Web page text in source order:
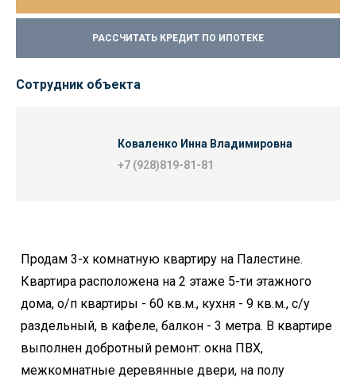
РАССЧИТАТЬ КРЕДИТ ПО ИПОТЕКЕ
Сотрудник объекта
Коваленко Инна Владимировна
+7 (928)819-81-81
Продам 3-х комнатную квартиру на Палестине.
Квартира расположена на 2 этаже 5-ти этажного
дома, о/п квартиры - 60 кв.м., кухня - 9 кв.м., с/у
раздельный, в кафеле, балкон - 3 метра. В квартире
выполнен добротный ремонт: окна ПВХ,
межкомнатные деревянные двери, на полу